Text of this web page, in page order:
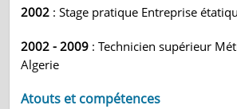
2002 : Stage pratique Entreprise
2002 - 2009 : Technicien supérieur
Algerie
Atouts et compétences